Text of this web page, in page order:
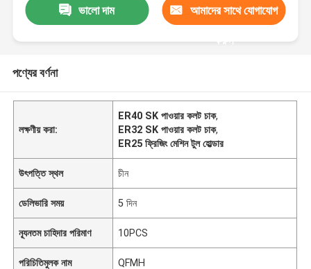
ভালো দাম আমাদের সাথে যোগাযোগ
করুন
পণ্যের বর্ণনা
লক্ষণীয় করা:
ER40 SK পাওয়ার কলট চাক,
ER32 SK পাওয়ার কলট চাক,
ER25 ফ্রিজিং মেশিন টুল হোল্ডার
উৎপত্তি স্থল চীন
ডেলিভারি সময় 5 দিন
ন্যূনতম চাহিদার পরিমাণ 10PCS
পরিচিতিমুলক নাম QFMH